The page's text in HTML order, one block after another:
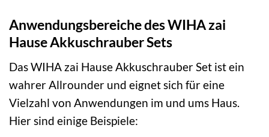
Anwendungsbereiche des WIHA zai
Hause Akkuschrauber Sets
Das WIHA zai Hause Akkuschrauber Set ist ein
wahrer Allrounder und eignet sich für eine
Vielzahl von Anwendungen im und ums Haus.
Hier sind einige Beispiele: